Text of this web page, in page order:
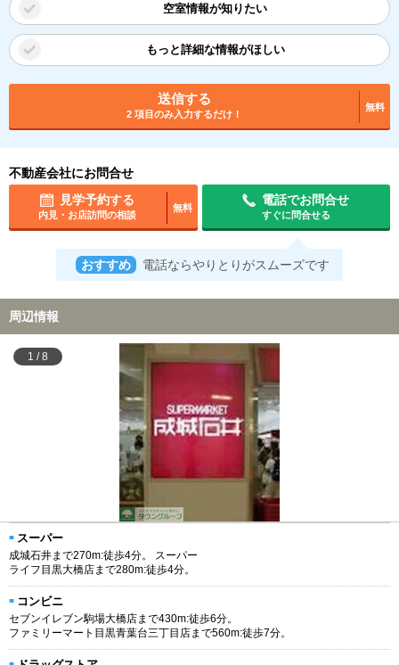
空室情報が知りたい
もっと詳細な情報がほしい
送信する
2 項目のみ入力するだけ！
無料
不動産会社にお問合せ
見学予約する
内見・お店訪問の相談
無料
電話でお問合せ
すぐに問合せる
おすすめ 電話ならやりとりがスムーズです
周辺情報
1 /8
スーパー
成城石井まで270m:徒歩4分。 スーパー
ライフ目黒大橋店まで280m:徒歩4分。
コンビニ
セブンイレブン駒場大橋店まで430m:徒歩6分。
ファミリーマート目黒青葉台三丁目店まで560m:徒歩7分。